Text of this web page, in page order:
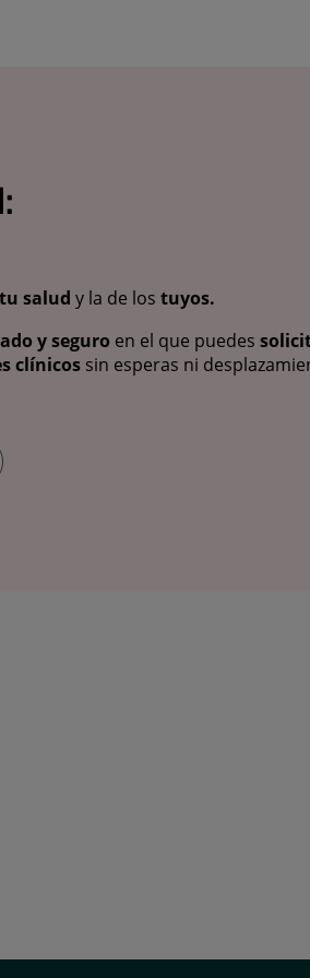
tu salud y la de los tuyos.
y seguro en el que puedes
clínicos sin esperas ni